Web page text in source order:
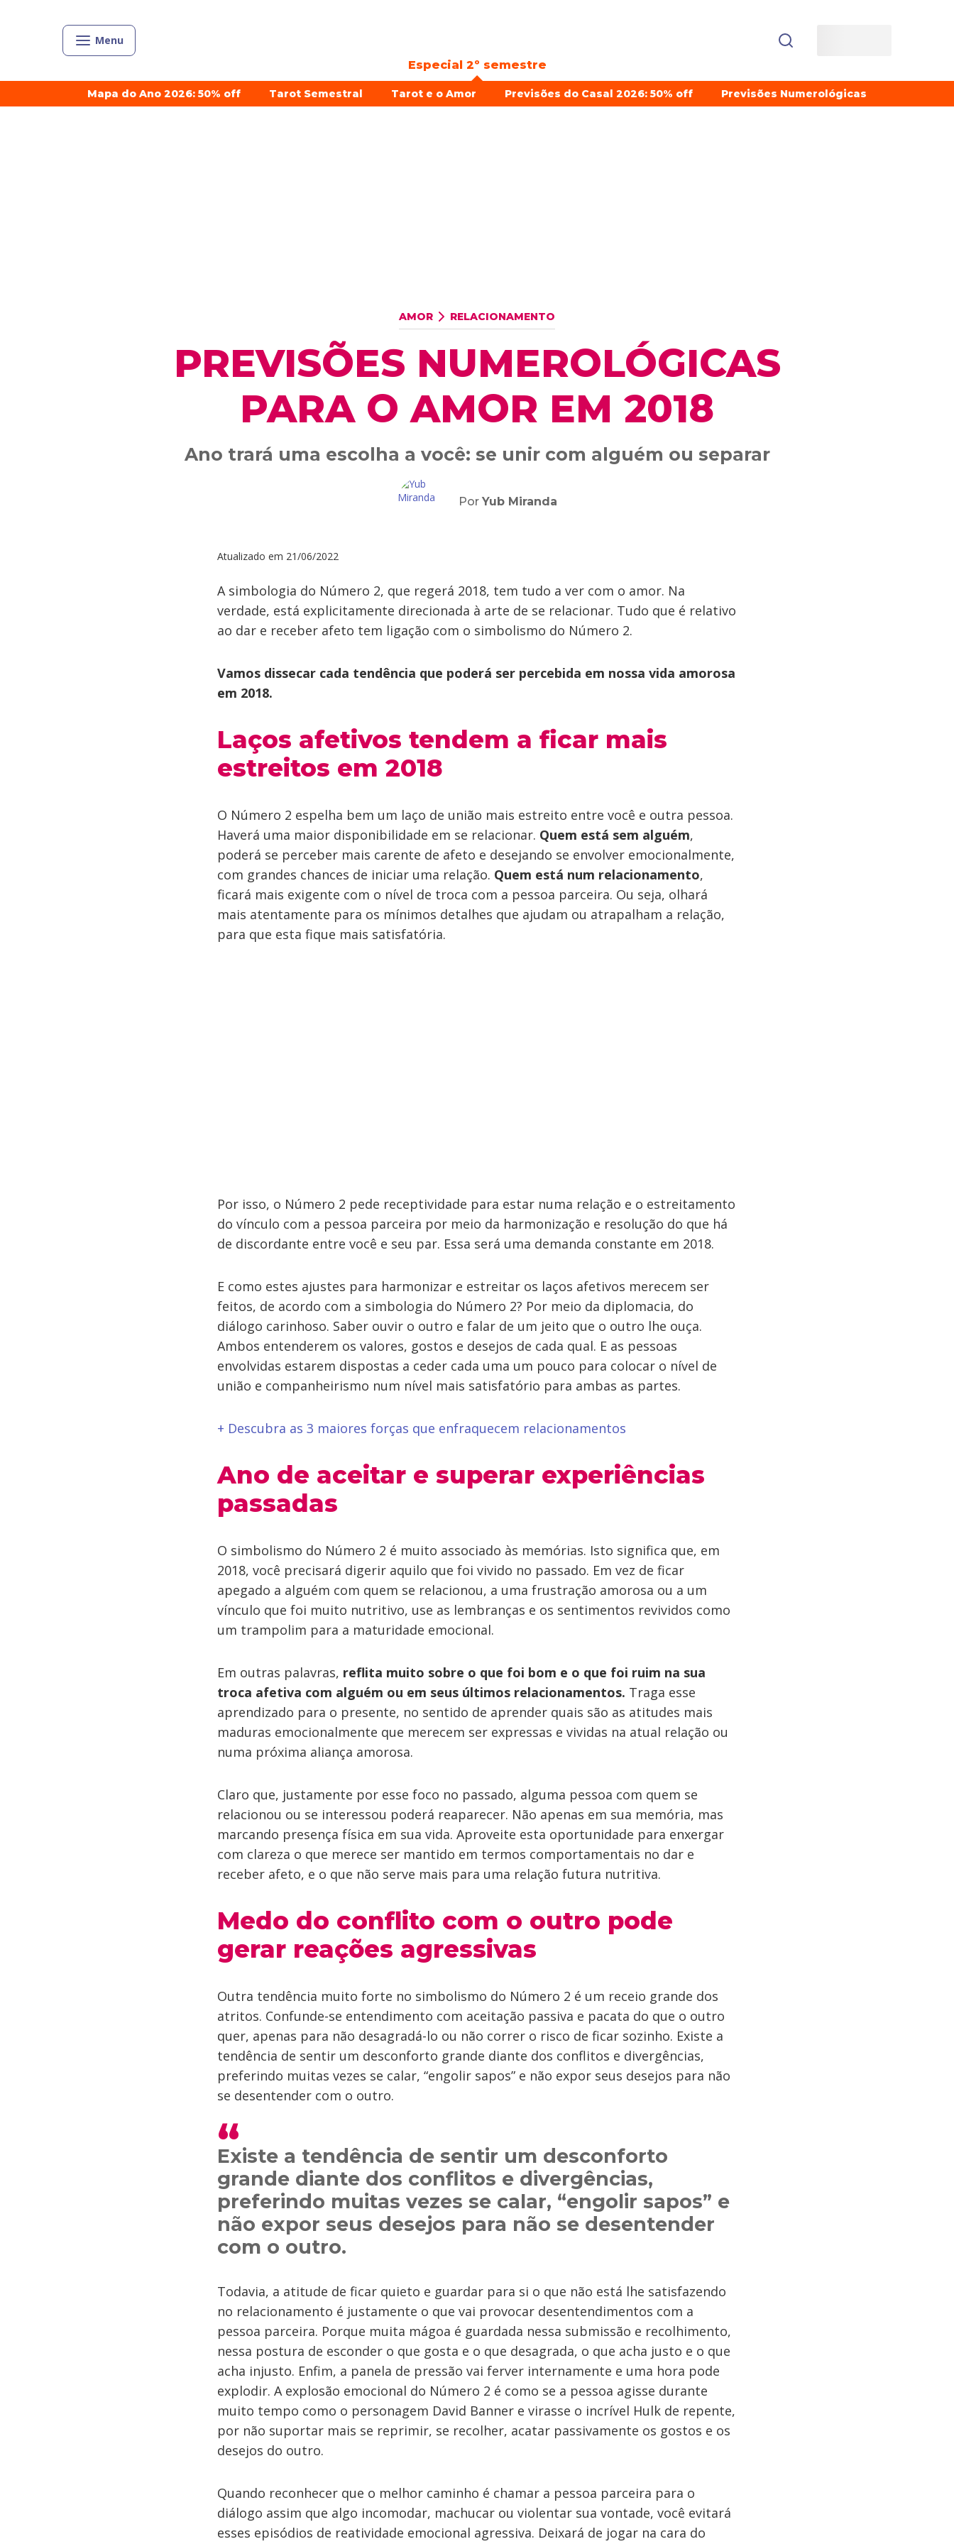
Menu
Especial 2º semestre
Mapa do Ano 2026: 50% off Tarot Semestral Tarot e o Amor Previsões do Casal 2026: 50% off Previsões Numerológicas
AMOR RELACIONAMENTO
PREVISÕES NUMEROLÓGICAS
PARA O AMOR EM 2018
Ano trará uma escolha a você: se unir com alguém ou separar
Por Yub Miranda
Atualizado em 21/06/2022
A simbologia do Número 2, que regerá 2018, tem tudo a ver com o amor. Na
verdade, está explicitamente direcionada à arte de se relacionar. Tudo que é relativo
ao dar e receber afeto tem ligação com o simbolismo do Número 2.
Vamos dissecar cada tendência que poderá ser percebida em nossa vida amorosa
em 2018.
Laços afetivos tendem a ficar mais
estreitos em 2018
O Número 2 espelha bem um laço de união mais estreito entre você e outra pessoa.
Haverá uma maior disponibilidade em se relacionar. Quem está sem alguém,
poderá se perceber mais carente de afeto e desejando se envolver emocionalmente,
com grandes chances de iniciar uma relação. Quem está num relacionamento,
ficará mais exigente com o nível de troca com a pessoa parceira. Ou seja, olhará
mais atentamente para os mínimos detalhes que ajudam ou atrapalham a relação,
para que esta fique mais satisfatória.
Por isso, o Número 2 pede receptividade para estar numa relação e o estreitamento
do vínculo com a pessoa parceira por meio da harmonização e resolução do que há
de discordante entre você e seu par. Essa será uma demanda constante em 2018.
E como estes ajustes para harmonizar e estreitar os laços afetivos merecem ser
feitos, de acordo com a simbologia do Número 2? Por meio da diplomacia, do
diálogo carinhoso. Saber ouvir o outro e falar de um jeito que o outro lhe ouça.
Ambos entenderem os valores, gostos e desejos de cada qual. E as pessoas
envolvidas estarem dispostas a ceder cada uma um pouco para colocar o nível de
união e companheirismo num nível mais satisfatório para ambas as partes.
+ Descubra as 3 maiores forças que enfraquecem relacionamentos
Ano de aceitar e superar experiências
passadas
O simbolismo do Número 2 é muito associado às memórias. Isto significa que, em
2018, você precisará digerir aquilo que foi vivido no passado. Em vez de ficar
apegado a alguém com quem se relacionou, a uma frustração amorosa ou a um
vínculo que foi muito nutritivo, use as lembranças e os sentimentos revividos como
um trampolim para a maturidade emocional.
Em outras palavras, reflita muito sobre o que foi bom e o que foi ruim na sua
troca afetiva com alguém ou em seus últimos relacionamentos. Traga esse
aprendizado para o presente, no sentido de aprender quais são as atitudes mais
maduras emocionalmente que merecem ser expressas e vividas na atual relação ou
numa próxima aliança amorosa.
Claro que, justamente por esse foco no passado, alguma pessoa com quem se
relacionou ou se interessou poderá reaparecer. Não apenas em sua memória, mas
marcando presença física em sua vida. Aproveite esta oportunidade para enxergar
com clareza o que merece ser mantido em termos comportamentais no dar e
receber afeto, e o que não serve mais para uma relação futura nutritiva.
Medo do conflito com o outro pode
gerar reações agressivas
Outra tendência muito forte no simbolismo do Número 2 é um receio grande dos
atritos. Confunde-se entendimento com aceitação passiva e pacata do que o outro
quer, apenas para não desagradá-lo ou não correr o risco de ficar sozinho. Existe a
tendência de sentir um desconforto grande diante dos conflitos e divergências,
preferindo muitas vezes se calar, “engolir sapos” e não expor seus desejos para não
se desentender com o outro.
Existe a tendência de sentir um desconforto
grande diante dos conflitos e divergências,
preferindo muitas vezes se calar, “engolir sapos” e
não expor seus desejos para não se desentender
com o outro.
Todavia, a atitude de ficar quieto e guardar para si o que não está lhe satisfazendo
no relacionamento é justamente o que vai provocar desentendimentos com a
pessoa parceira. Porque muita mágoa é guardada nessa submissão e recolhimento,
nessa postura de esconder o que gosta e o que desagrada, o que acha justo e o que
acha injusto. Enfim, a panela de pressão vai ferver internamente e uma hora pode
explodir. A explosão emocional do Número 2 é como se a pessoa agisse durante
muito tempo como o personagem David Banner e virasse o incrível Hulk de repente,
por não suportar mais se reprimir, se recolher, acatar passivamente os gostos e os
desejos do outro.
Quando reconhecer que o melhor caminho é chamar a pessoa parceira para o
diálogo assim que algo incomodar, machucar ou violentar sua vontade, você evitará
esses episódios de reatividade emocional agressiva. Deixará de jogar na cara do